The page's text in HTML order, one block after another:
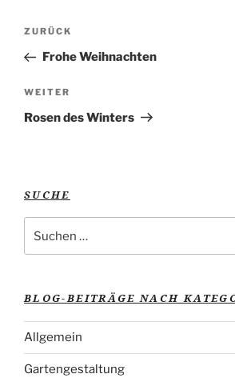
Beitragsnavigation
Vorheriger
Beitrag
ZURÜCK
Frohe Weihnachten
Nächster
Beitrag
WEITER
Rosen des Winters
SUCHE
nach:
BLOG-BEITRÄGE NACH
Allgemein
Gartengestaltung